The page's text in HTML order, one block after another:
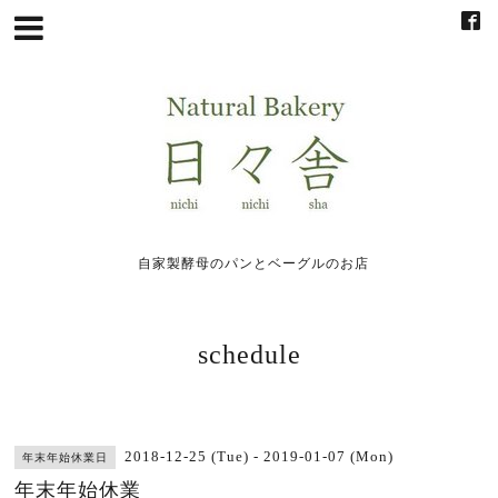
自家製酵母のパンとベーグルのお店
schedule
年末年始休業日 2018-12-25 (Tue) - 2019-01-07 (Mon)
年末年始休業